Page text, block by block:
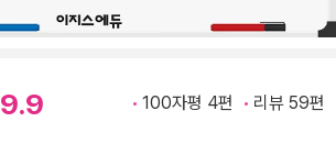
9.9 100자평 4편 리뷰 59편